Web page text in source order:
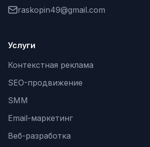
raskopin49@gmail.com
Услуги
Контекстная реклама
SEO-продвижение
SMM
Email-маркетинг
Веб-разработка